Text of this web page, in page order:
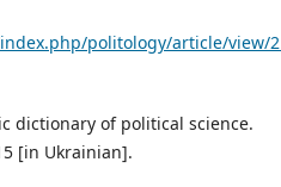
politology/article/view/
dictionary of political science.
[in Ukrainian].